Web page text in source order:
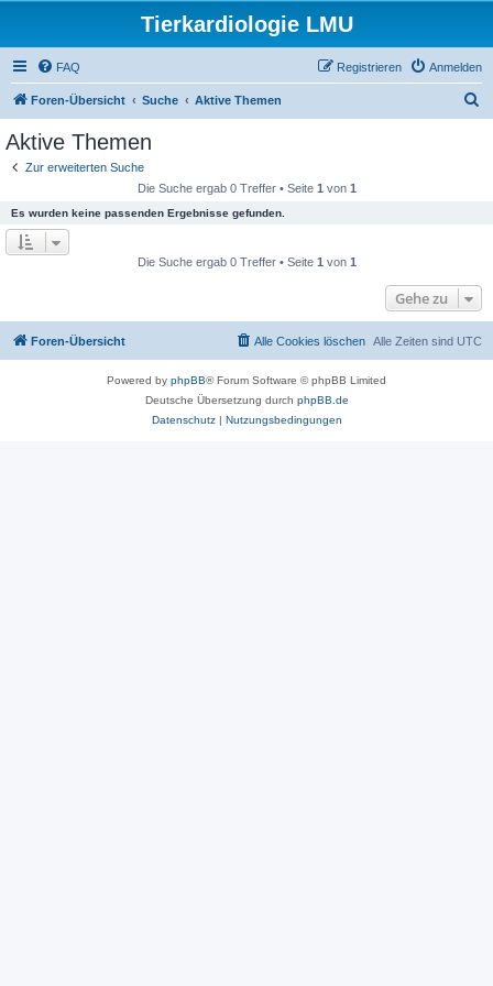
Tierkardiologie LMU
FAQ Anmelden
Registrieren
Foren-Übersicht Suche Aktive Themen
Aktive Themen
Zur erweiterten Suche
Die Suche ergab 0 Treffer • Seite 1 von 1
Es wurden keine passenden Ergebnisse gefunden.
Die Suche ergab 0 Treffer • Seite 1 von 1
Gehe zu
Foren-Übersicht Alle Zeiten sind UTC
Alle Cookies löschen
Powered by phpBB® Forum Software © phpBB Limited
Deutsche Übersetzung durch phpBB.de
Datenschutz| Nutzungsbedingungen